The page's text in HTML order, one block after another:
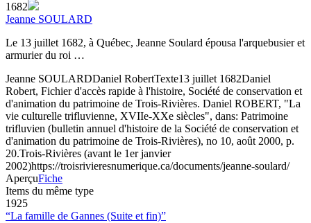
1682
Jeanne SOULARD
Le 13 juillet 1682, à Québec, Jeanne Soulard épousa l'arquebusier et
armurier du roi …
Jeanne SOULARDDaniel RobertTexte13 juillet 1682Daniel
Robert, Fichier d'accès rapide à l'histoire, Société de conservation et
d'animation du patrimoine de Trois-Rivières. Daniel ROBERT, "La
vie culturelle trifluvienne, XVIIe-XXe siècles", dans: Patrimoine
trifluvien (bulletin annuel d'histoire de la Société de conservation et
d'animation du patrimoine de Trois-Rivières), no 10, août 2000, p.
20.Trois-Rivières (avant le 1er janvier
2002)https://troisrivieresnumerique.ca/documents/jeanne-soulard/
AperçuFiche
Items du même type
1925
“La famille de Gannes (Suite et fin)”